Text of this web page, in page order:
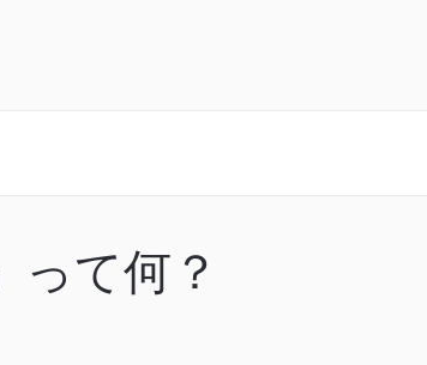
って何？